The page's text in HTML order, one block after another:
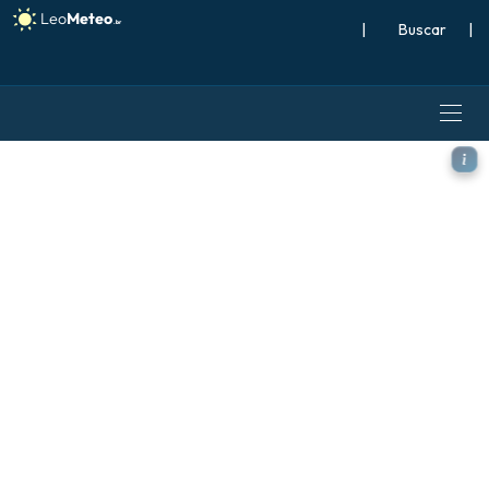
| |
ICON modelo - Polônia,